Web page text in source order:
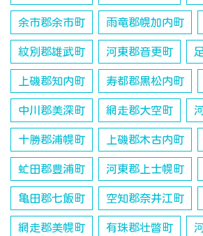
余市郡余市町 雨竜郡幌加内町
紋別郡雄武町 河東郡音更町
上磯郡知内町 寿都郡黒松内町
中川郡美深町 網走郡大空町
十勝郡浦幌町 上磯郡木古内町
虻田郡豊浦町 河東郡上士幌町
亀田郡七飯町 空知郡奈井江町
網走郡美幌町 有珠郡壮瞥町